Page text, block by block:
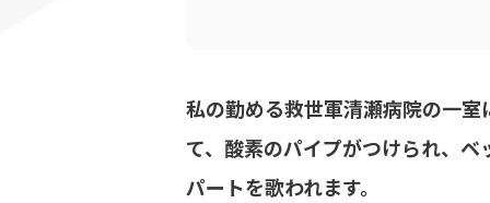
私の勤める救世軍清瀬病院の一
て、酸素のパイプがつけられ、
パートを歌われます。